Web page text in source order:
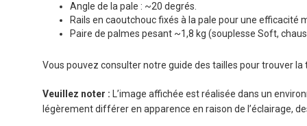
Angle de la pale : ~20 degrés.
Rails en caoutchouc fixés à la pale pour une efficacité
Paire de palmes pesant ~1,8 kg (souplesse Soft,
Vous pouvez consulter notre guide des tailles pour trouver la
Veuillez noter : L’image affichée est réalisée dans un
légèrement différer en apparence en raison de l’éclairage,